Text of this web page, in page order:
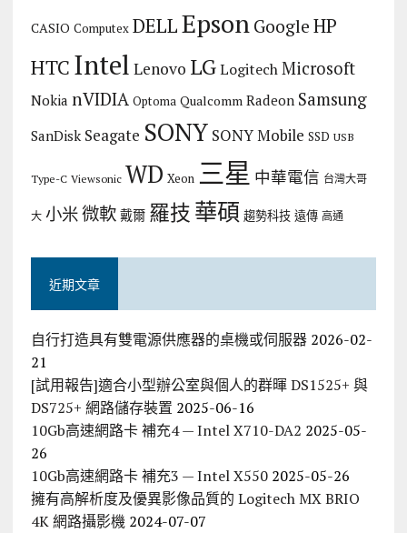
CASIO Computex DELLEpson Google HP
HTC Intel Lenovo LG Logitech Microsoft
Nokia nVIDIA Optoma Qualcomm Radeon Samsung
SanDisk Seagate SONY SONY Mobile SSD USB
Type-C Viewsonic WD Xeon 三星 中華電信 台灣大哥
大 小米微軟 戴爾 羅技華碩 趨勢科技 遠傳 高通
近期文章
自行打造具有雙電源供應器的桌機或伺服器 2026-02-
21
[試用報告]適合小型辦公室與個人的群暉 DS1525+ 與
DS725+ 網路儲存裝置 2025-06-16
10Gb高速網路卡 補充4 — Intel X710-DA2 2025-05-
26
10Gb高速網路卡 補充3 — Intel X550 2025-05-26
擁有高解析度及優異影像品質的 Logitech MX BRIO
4K 網路攝影機 2024-07-07